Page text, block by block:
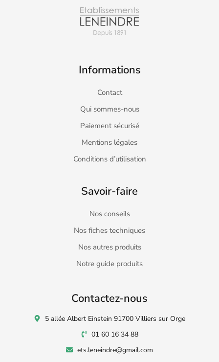
Informations
Contact
Qui sommes-nous
Paiement sécurisé
Mentions légales
Conditions d’utilisation
Savoir-faire
Nos conseils
Nos fiches techniques
Nos autres produits
Notre guide produits
Contactez-nous
5 allée Albert Einstein 91700 Villiers sur Orge
01 60 16 34 88
ets.leneindre@gmail.com